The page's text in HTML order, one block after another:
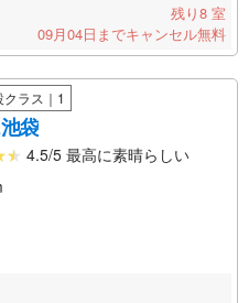
残り8 室
09月04日までキャンセル無料
ラス｜1
袋
4.5/5 最高に素晴らしい